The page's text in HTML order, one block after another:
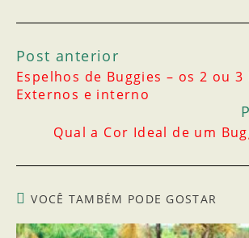
Post anterior
Espelhos de Buggies – os 2 ou
Externos e interno
Qual a Cor Ideal de um
VOCÊ TAMBÉM PODE GOSTAR